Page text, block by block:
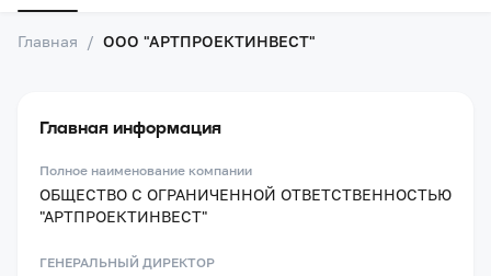
Главная / ООО "АРТПРОЕКТИНВЕСТ"
Главная информация
Полное наименование компании
ОБЩЕСТВО С ОГРАНИЧЕННОЙ ОТВЕТСТВЕННОСТЬЮ
"АРТПРОЕКТИНВЕСТ"
ГЕНЕРАЛЬНЫЙ ДИРЕКТОР